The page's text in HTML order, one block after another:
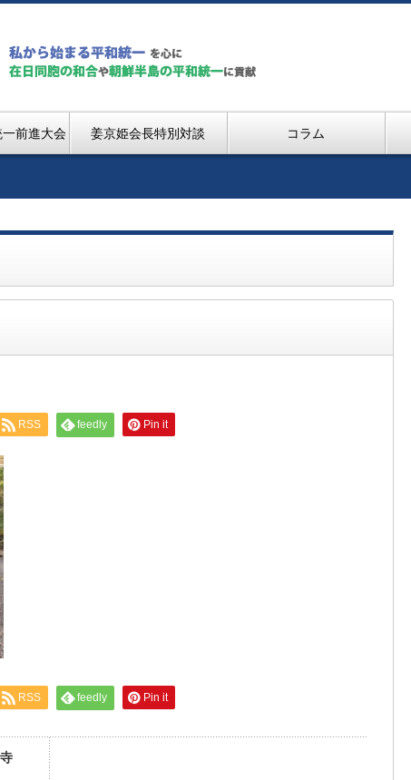
前進大会 姜京姫会長特別対談 コラム
RSS feedly Pin it
RSS feedly Pin it